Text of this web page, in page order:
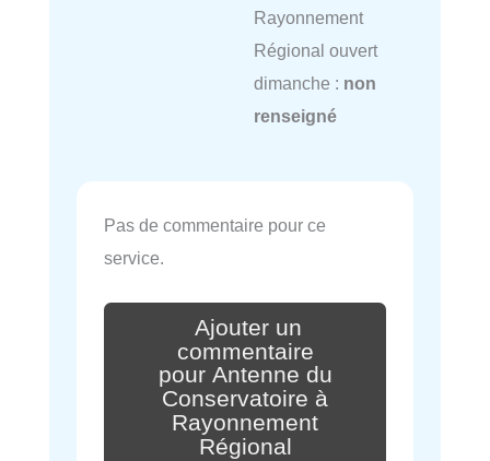
Rayonnement
Régional ouvert
dimanche : non
renseigné
Pas de commentaire pour ce
service.
Ajouter un
commentaire
pour Antenne du
Conservatoire à
Rayonnement
Régional